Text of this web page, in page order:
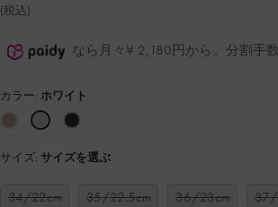
(税込)
なら月々¥ 2,180円から。分割手
カラー: ホワイト
サイズ: サイズを選ぶ
34/22cm 35/22.5cm 36/23cm 37/